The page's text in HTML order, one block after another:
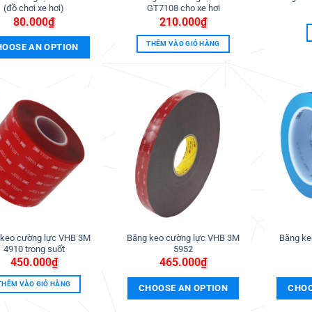
(đồ chơi xe hơi)
80.000₫
AN OPTION
GT7108 cho xe hơi
210.000₫
THÊM VÀO GIỎ HÀNG
vào
ưa
thích
cường lực VHB 3M
4910 trong suốt
450.000₫
VÀO GIỎ HÀNG
Băng keo cường lực VHB 3M
5952
465.000₫
CHOOSE AN OPTION
Băng